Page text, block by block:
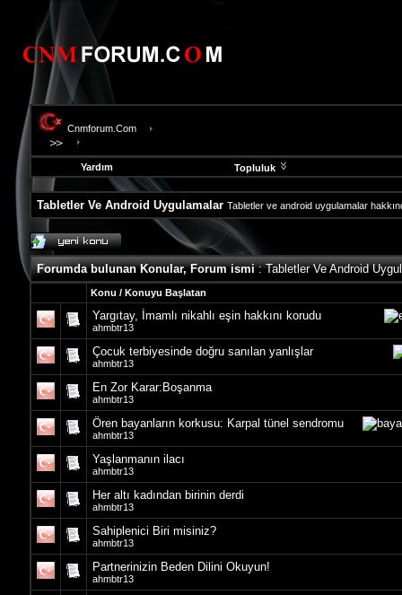
Cnmforum.Com
Yardım Topluluk
Tabletler Ve Android Uygulamalar Tabletler ve android uygulamalar
evooli
fethiye
escort
gaziantep
gaziantep
escort
Forumda bulunan Konular, Forum ismi: Tabletler Ve Android
Konu / Konuyu Başlatan
Yargıtay, İmamlı nikahlı eşin hakkını korudu
ahmbtr13
Çocuk terbiyesinde doğru sanılan yanlışlar
ahmbtr13
En Zor Karar:Boşanma
ahmbtr13
Ören bayanların korkusu: Karpal tünel sendromu
ahmbtr13
Yaşlanmanın ilacı
ahmbtr13
Her altı kadından birinin derdi
ahmbtr13
Sahiplenici Biri misiniz?
ahmbtr13
Partnerinizin Beden Dilini Okuyun!
ahmbtr13